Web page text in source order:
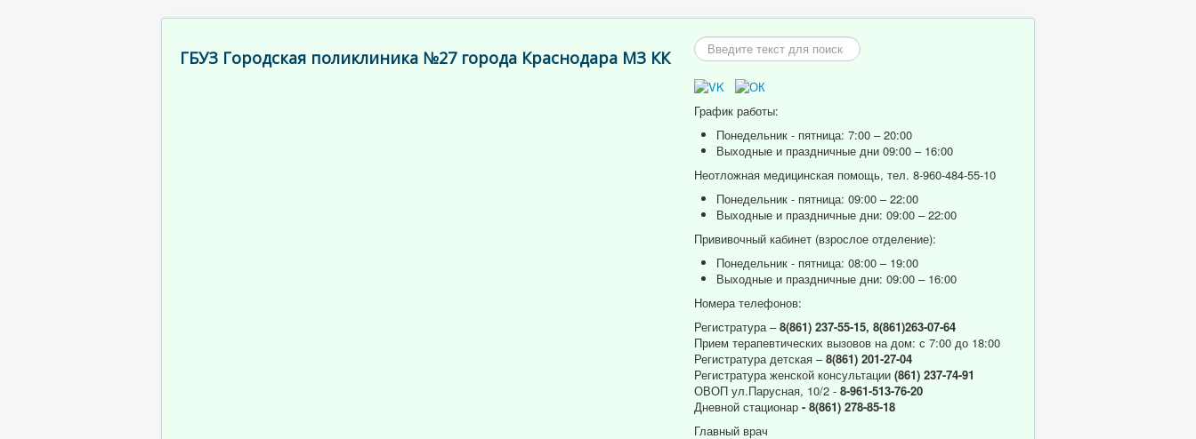
ГБУЗ Городская поликлиника №27 города Краснодара МЗ КК
Искать...
График работы:
Понедельник - пятница: 7:00 – 20:00
Выходные и праздничные дни 09:00 – 16:00
Неотложная медицинская помощь, тел. 8-960-484-55-10
Понедельник - пятница: 09:00 – 22:00
Выходные и праздничные дни: 09:00 – 22:00
Прививочный кабинет (взрослое отделение):
Понедельник - пятница: 08:00 – 19:00
Выходные и праздничные дни: 09:00 – 16:00
Номера телефонов:
Регистратура –8(861) 237-55-15, 8(861)263-07-64
Прием терапевтических вызовов на дом: с 7:00 до 18:00
Регистратура детская –8(861) 201-27-04
Регистратура женской консультации (861) 237-74-91
ОВОП ул.Парусная, 10/2 - 8-961-513-76-20
Дневной стационар - 8(861) 278-85-18
Главный врач